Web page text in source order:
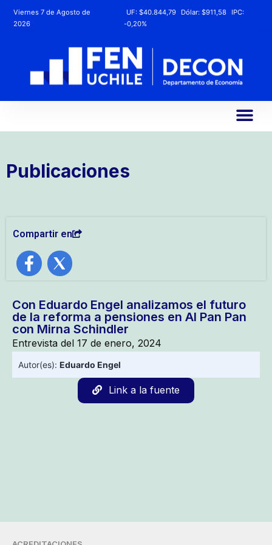
Viernes 7 de Agosto de
2026
UF:$40.844,79 Dólar:$911,58
IPC:
-0,20%
Publicaciones
Compartir en
Con Eduardo Engel analizamos el futuro
de la reforma a pensiones en Al Pan Pan
con Mirna Schindler
Entrevista del 17 de enero, 2024
Autor(es): Eduardo Engel
Link a la fuente